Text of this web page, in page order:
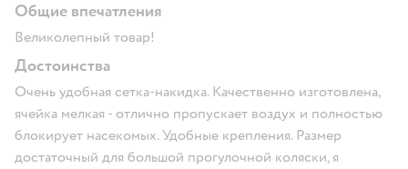
Общие впечатления
Великолепный товар!
Достоинства
Очень удобная сетка-накидка. Качественно изготовлена,
ячейка мелкая - отлично пропускает воздух и полностью
блокирует насекомых. Удобные крепления. Размер
достаточный для большой прогулочной коляски, я